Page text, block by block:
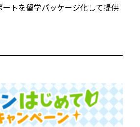
トを留学パッケージ化して提供